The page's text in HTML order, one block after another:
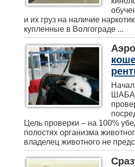
и их груз на наличие
купленные в Волгограде ...
Цель проверки – на 100%
полостях организма
владелец животного не